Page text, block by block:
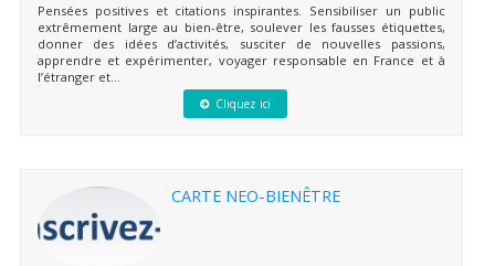
Pensées positives et citations inspirantes. Sensibiliser un public
extrêmement large au bien-être, soulever les fausses étiquettes,
donner des idées d’activités, susciter de nouvelles passions,
apprendre et expérimenter, voyager responsable en France et à
l’étranger et...
Cliquez ici
CARTE NEO-BIENÊTRE